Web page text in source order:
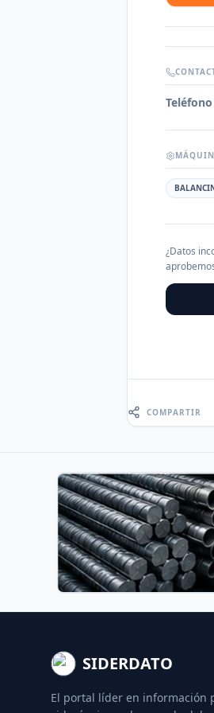
Teléfono
¿Datos
COMPARTIR
SIDERDATO
El portal líder en información